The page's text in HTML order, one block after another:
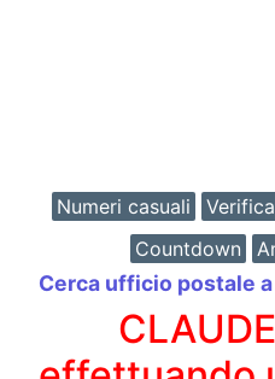
Numeri casuali
Countdown
Cerca ufficio postale